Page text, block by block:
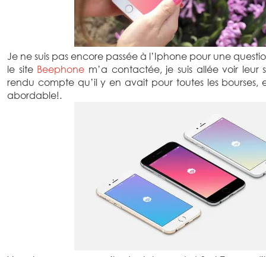
Je ne suis pas encore passée à l’Iphone pour une
le site Beephone m’a contactée, je suis allée voir leur
rendu compte qu’il y en avait pour toutes les
abordable!.